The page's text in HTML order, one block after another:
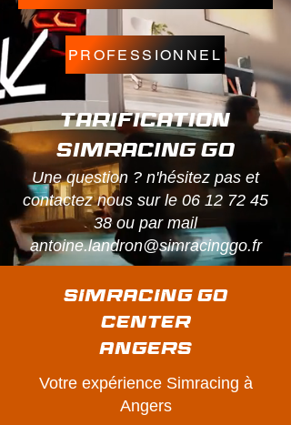
PROFESSIONNEL
Tarification
simracing go
Une question ? n'hésitez pas et
contactez nous sur le 06 12 72 45
38ou par mail
antoine.landron@simracinggo.fr
SIMRACING GO
CENTER
ANGERS
Votre expérience Simracing à
Angers